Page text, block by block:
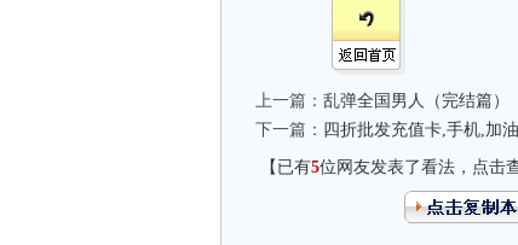
上一篇： 乱弹全国男人（完结篇）
下一篇： 四折批发充值卡,手机,加
【已有5位网友发表了看法，点击